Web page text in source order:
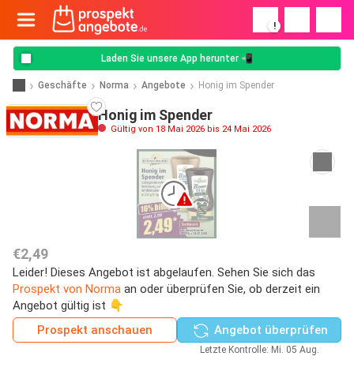
!
Laden Sie unsere App herunter 📲
Geschäfte Norma Angebote Honig im Spender
Honig im Spender
Gültig von 18 Mai 2026 bis 24 Mai 2026
€2,49
Leider! Dieses Angebot ist abgelaufen. Sehen Sie sich das
Prospekt von Norma an oder überprüfen Sie, ob derzeit ein
Angebot gültig ist 👇
Prospekt anschauen
Angebot überprüfen
Letzte Kontrolle: Mi. 05 Aug.